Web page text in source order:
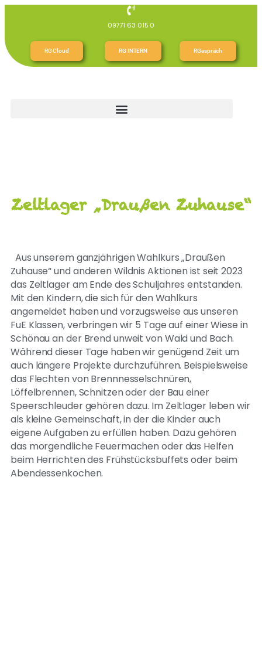
09771 63 015 0
RG Cloud RG INTERN RGespräch
Zeltlager „Draußen Zuhause“
Aus unserem ganzjährigen Wahlkurs „Draußen
Zuhause“ und anderen Wildnis Aktionen ist seit 2023
das Zeltlager am Ende des Schuljahres entstanden.
Mit den Kindern, die sich für den Wahlkurs
angemeldet haben und vorzugsweise aus unseren
FuE Klassen, verbringen wir 5 Tage auf einer Wiese in
Schönau an der Brend unweit von Wald und Bach.
Während dieser Tage haben wir genügend Zeit um
auch längere Projekte durchzuführen. Beispielsweise
das Flechten von Brennnesselschnüren,
Löffelbrennen, Schnitzen oder der Bau einer
Speerschleuder gehören dazu. Im Zeltlager leben wir
als kleine Gemeinschaft, in der die Kinder auch
eigene Aufgaben zu erfüllen haben. Dazu gehören
das morgendliche Feuermachen oder das Helfen
beim Herrichten des Frühstücksbuffets oder beim
Abendessenkochen.